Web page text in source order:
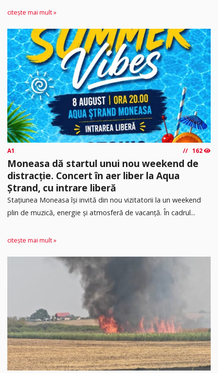
citește mai mult »
A1 162
Moneasa dă startul unui nou weekend de
distracție. Concert în aer liber la Aqua
Ștrand, cu intrare liberă
Stațiunea Moneasa își invită din nou vizitatorii la un weekend
plin de muzică, energie și atmosferă de vacanță. În cadrul...
citește mai mult »